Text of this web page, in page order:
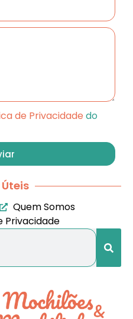
de Privacidade do
Quem Somos
Privacidade